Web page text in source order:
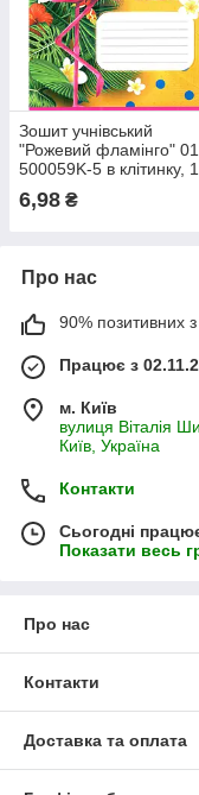
Зошит учнівський
"Рожевий фламінго"
500059K-5 в клітинку,
6,98 ₴
Про нас
90% позитивних з
Працює з
м. Київ
вулиця Віталія
Київ, Україна
Контакти
Сьогодні
Показати весь
Про нас
Контакти
Доставка та оплата